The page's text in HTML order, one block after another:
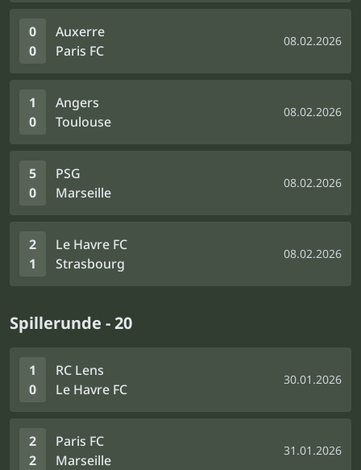
0
0
Auxerre
Paris FC
08.02.2026
1
0
Angers
Toulouse
08.02.2026
5
0
PSG
Marseille
08.02.2026
2
1
Le Havre FC
Strasbourg
08.02.2026
Spillerunde - 20
1
0
RC Lens
Le Havre FC
30.01.2026
2
2
Paris FC
Marseille
31.01.2026